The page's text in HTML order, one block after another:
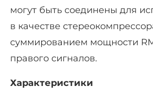
могут быть соединены для
в качестве
суммированием мощности
правого сигналов.
Характеристики